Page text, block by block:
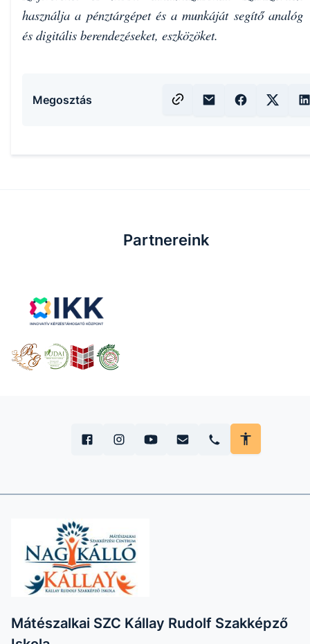
használja a pénztárgépet és a munkáját segítő analóg
és digitális berendezéseket, eszközöket.
Megosztás
Partnereink
Mátészalkai SZC Kállay Rudolf Szakképző